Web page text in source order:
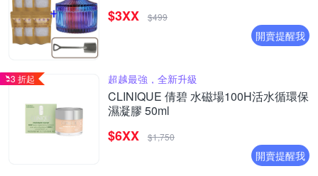
$3XX $499
開賣提醒我
3 折起 超越最強，全新升級
CLINIQUE 倩碧 水磁場100H活水循環保
濕凝膠 50ml
$6XX $1,750
開賣提醒我